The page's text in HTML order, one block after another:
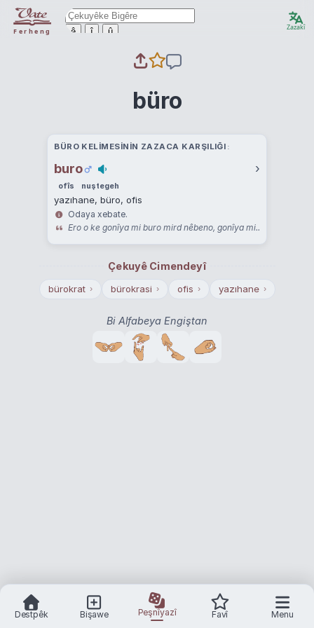
Ferheng ê î û Zazakî
büro
BÜRO KELIMESININ ZAZACA KARŞILIĞI
buro ›
ofîs nuştegeh
yazıhane, büro, ofis
Odaya xebate.
Ero o ke gonîya mi buro mird nêbeno, gonîya mi..
Çekuyê Cimendeyî
bürokrat › bürokrasi › ofis › yazıhane ›
Bi Alfabeya Engiştan
Destpêk Bişawe Peşnîyazî Favî Menu